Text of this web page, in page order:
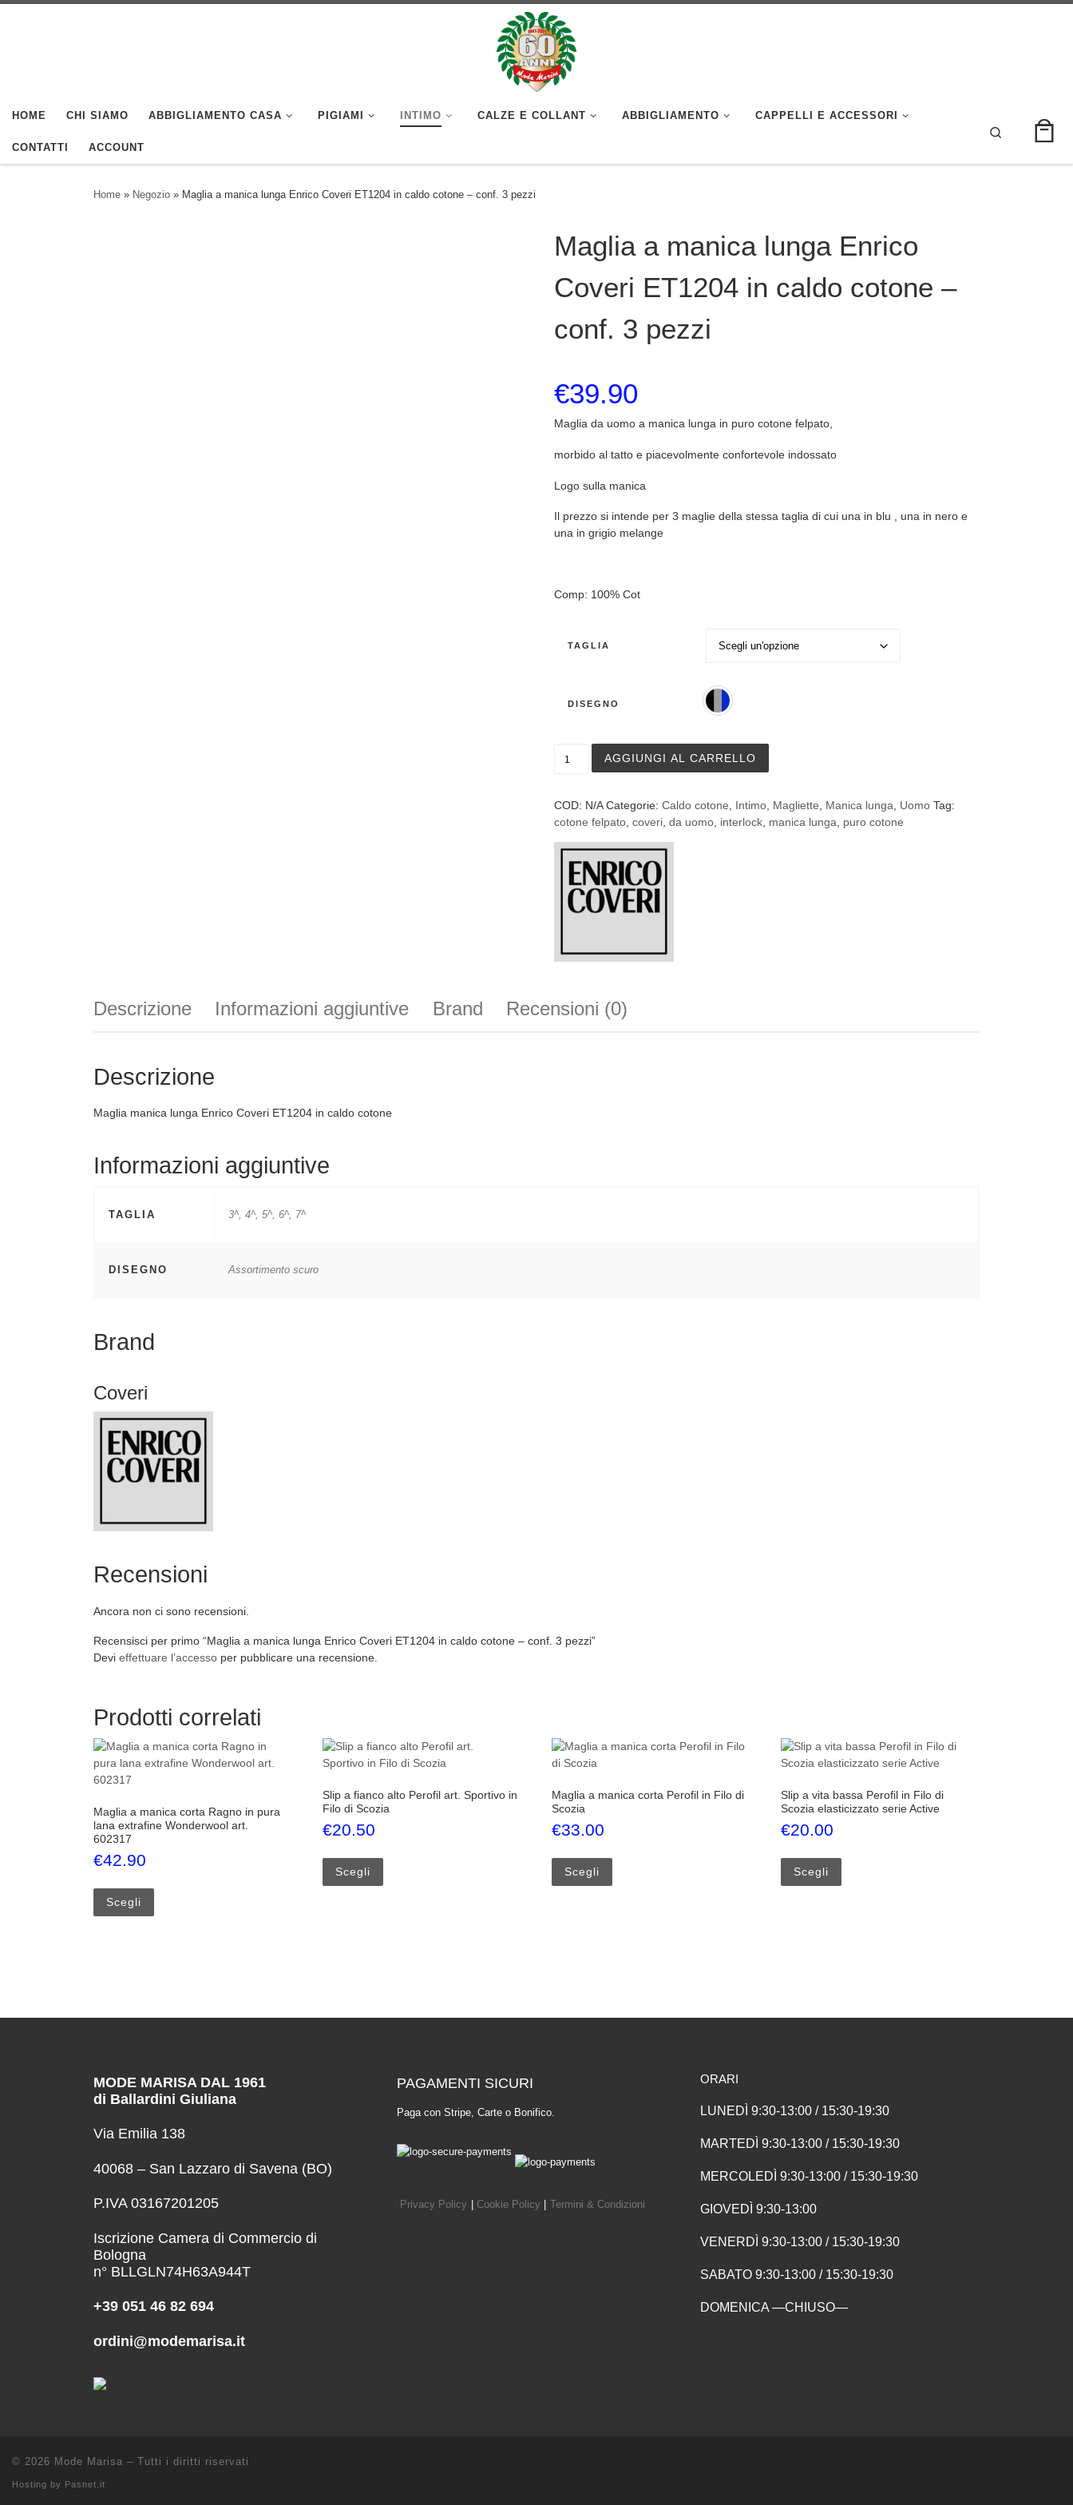
HOME CHI SIAMO ABBIGLIAMENTO CASA PIGIAMI INTIMO CALZE E COLLANT ABBIGLIAMENTO CAPPELLI E ACCESSORI
CONTATTI ACCOUNT
Search
Home » Negozio » Maglia a manica lunga Enrico Coveri ET1204 in caldo cotone – conf. 3 pezzi
Maglia a manica lunga Enrico
Coveri ET1204 in caldo cotone –
conf. 3 pezzi
€39.90
Maglia da uomo a manica lunga in puro cotone felpato,
morbido al tatto e piacevolmente confortevole indossato
Logo sulla manica
Il prezzo si intende per 3 maglie della stessa taglia di cui una in blu , una in nero e
una in grigio melange
Comp: 100% Cot
TAGLIA
DISEGNO
AGGIUNGI AL CARRELLO
COD: N/A Categorie:Caldo cotone Intimo Magliette Manica lunga Uomo Tag:
cotone felpato ,coveri ,da uomo interlock manica lunga puro cotone
Descrizione Informazioni aggiuntive Brand Recensioni (0)
Descrizione
Maglia manica lunga Enrico Coveri ET1204 in caldo cotone
Informazioni aggiuntive
TAGLIA 3^, 4^, 5^, 6^, 7^
DISEGNO Assortimento scuro
Brand
Coveri
Recensioni
Ancora non ci sono recensioni.
Recensisci per primo “Maglia a manica lunga Enrico Coveri ET1204 in caldo cotone – conf. 3 pezzi”
Devi effettuare l’accesso per pubblicare una recensione.
Prodotti correlati
Maglia a manica corta Ragno in pura
lana extrafine Wonderwool art.
602317
€42.90
Scegli
Questo prodotto ha più varianti. Le opzioni possono essere scelte nella pagina del prodotto
Slip a fianco alto Perofil art. Sportivo in
Filo di Scozia
€20.50
Scegli
Maglia a manica corta Perofil in Filo di
Scozia
€33.00
Scegli
Slip a vita bassa Perofil in Filo di
Scozia elasticizzato serie Active
€20.00
Scegli
MODE MARISA DAL 1961
di Ballardini Giuliana
Via Emilia 138
40068 – San Lazzaro di Savena (BO)
P.IVA 03167201205
Iscrizione Camera di Commercio di
Bologna
n° BLLGLN74H63A944T
+39 051 46 82 694
ordini@modemarisa.it
PAGAMENTI SICURI
Paga con Stripe, Carte o Bonifico.
Privacy Policy Cookie Policy Termini & Condizioni
ORARI
LUNEDÌ 9:30-13:00 / 15:30-19:30
MARTEDÌ 9:30-13:00 / 15:30-19:30
MERCOLEDÌ 9:30-13:00 / 15:30-19:30
GIOVEDÌ 9:30-13:00
VENERDÌ 9:30-13:00 / 15:30-19:30
SABATO 9:30-13:00 / 15:30-19:30
DOMENICA —CHIUSO—
© 2026 Mode Marisa – Tutti i diritti riservati
Hosting by Pasnet.it